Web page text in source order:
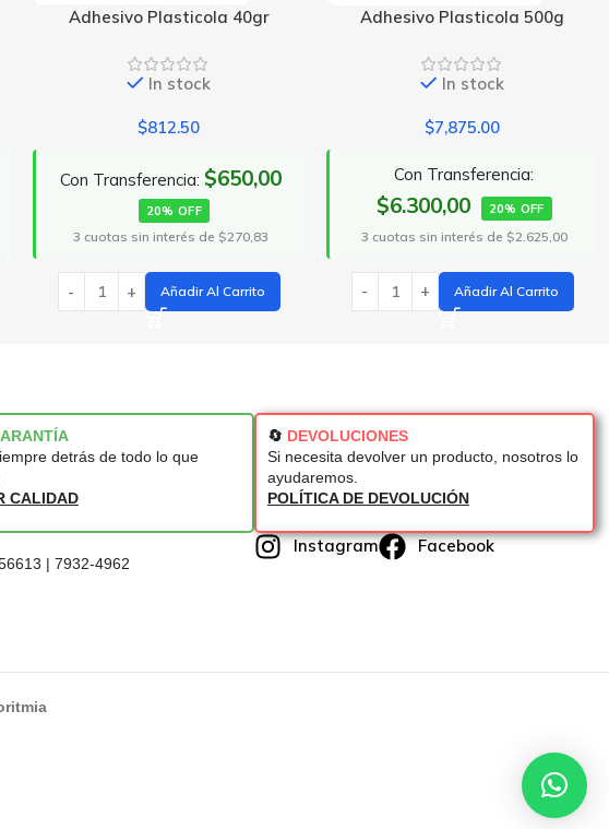
Adhesivo Plasticola 500g
In stock
$7,875.00
Con Transferencia:
$6.300,00 20% OFF
3 cuotas sin interés de $2.625,00
Añadir Al Carrito
Adhesivo Plasticola Fluo 40gr
In stock
$1,937.50
Con Transferencia:
$1.550,00 20% OFF
3 cuotas sin interés de $645,83
Seleccionar Opciones
detrás de todo lo que
CALIDAD
🔄 DEVOLUCIONES
Si necesita devolver un producto, nosotros lo
ayudaremos.
POLÍTICA DE DEVOLUCIÓN
| 7932-4962
Instagram Facebook